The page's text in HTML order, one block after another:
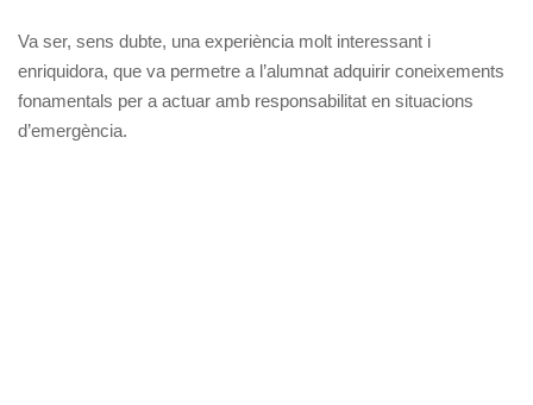
Va ser, sens dubte, una experiència molt interessant i
enriquidora, que va permetre a l’alumnat adquirir coneixements
fonamentals per a actuar amb responsabilitat en situacions
d’emergència.